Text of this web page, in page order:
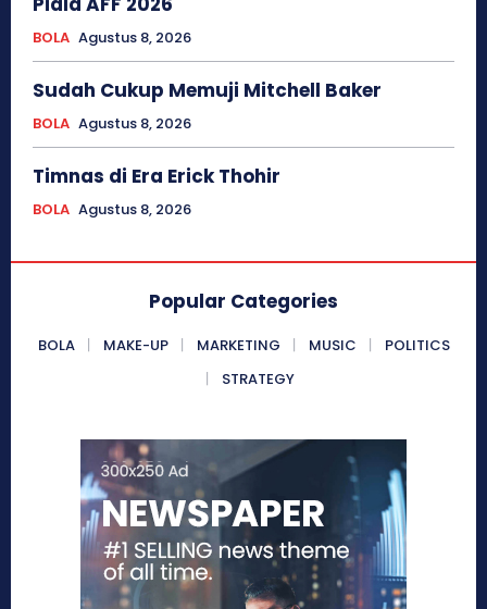
BOLA Agustus 8, 2026
Sudah Cukup Memuji Mitchell Baker
BOLA Agustus 8, 2026
Timnas di Era Erick Thohir
BOLA Agustus 8, 2026
Popular Categories
BOLA MAKE-UP MARKETING MUSIC
POLITICS
STRATEGY